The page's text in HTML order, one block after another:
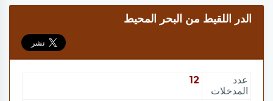
الدر اللقيط من البحر المحيط
عدد
المدخلات
12